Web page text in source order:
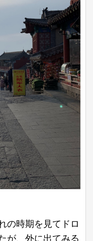
の時期を見てドロ
が、外に出てみる